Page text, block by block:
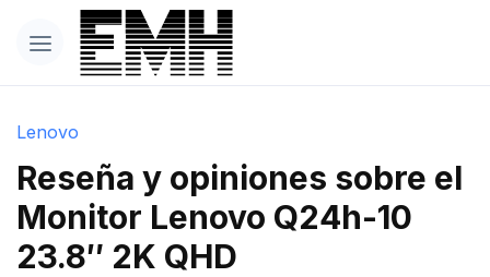
Lenovo
Reseña y opiniones sobre el
Monitor Lenovo Q24h-10
23.8″ 2K QHD